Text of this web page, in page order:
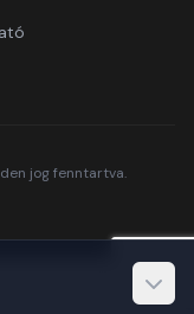
jog fenntartva.